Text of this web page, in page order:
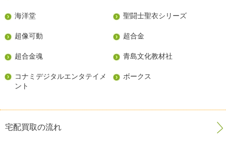
海洋堂 聖闘士聖衣シリーズ
超像可動 超合金
超合金魂 青島文化教材社
コナミデジタルエンタテイメ
ント
ボークス
宅配買取の流れ